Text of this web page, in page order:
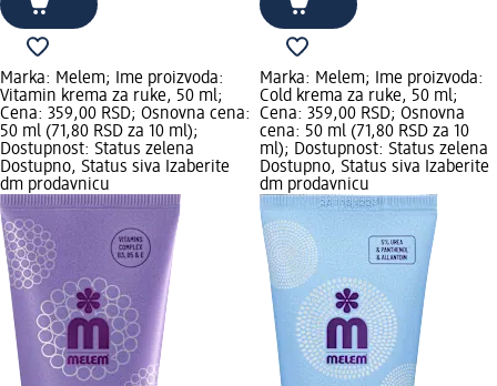
Marka: Melem; Ime proizvoda:
Vitamin krema za ruke, 50 ml;
Cena: 359,00 RSD; Osnovna cena:
50 ml (71,80 RSD za 10 ml);
Dostupnost: Status zelena
Dostupno, Status siva Izaberite
dm prodavnicu
Marka: Melem; Ime proizvoda:
Cold krema za ruke, 50 ml;
Cena: 359,00 RSD; Osnovna
cena: 50 ml (71,80 RSD za 10
ml); Dostupnost: Status zelena
Dostupno, Status siva Izaberite
dm prodavnicu